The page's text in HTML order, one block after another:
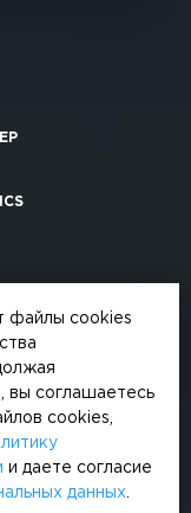
файлы cookies
вы соглашаетесь
cookies,
и даете согласие
данных